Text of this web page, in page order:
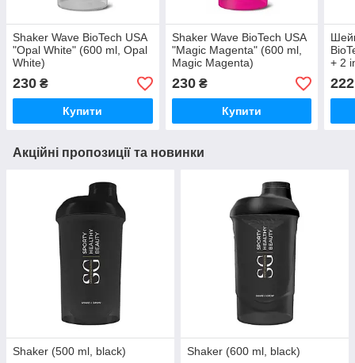
Shaker Wave BioTech USA
"Opal White" (600 ml, Opal
White)
230 ₴
Купити
Shaker Wave BioTech USA
"Magic Magenta" (600 ml,
Magic Magenta)
230₴
Купити
+ 2
222
Акційні пропозиції та новинки
Shaker (500 ml, black)
Shaker (600 ml, black)